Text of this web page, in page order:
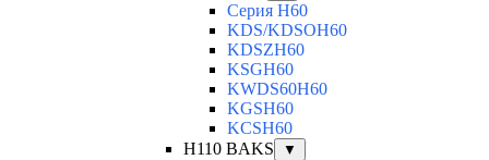
Серия H60
KDS/KDSOH60
KDSZH60
KSGH60
KWDS60H60
KGSH60
KCSH60
H110 BAKS
▼